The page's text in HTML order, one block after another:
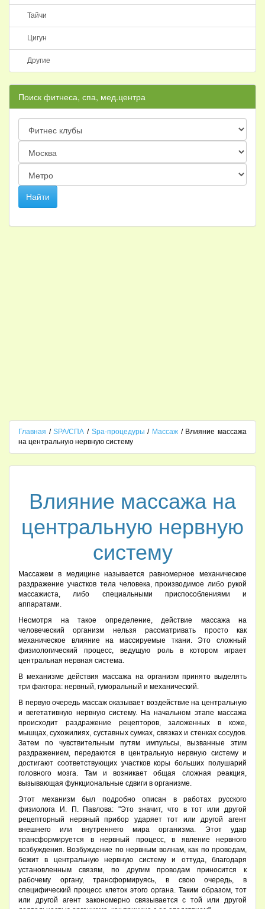
Тайчи
Цигун
Другие
Поиск фитнеса, спа, мед.центра
Главная /SPA/СПА / Spa-процедуры / Массаж / Влияние массажа
на центральную нервную систему
Влияние массажа на
центральную нервную
систему
Массажем в медицине называется равномерное механическое
раздражение участков тела человека, производимое либо рукой
массажиста, либо специальными приспособлениями и
аппаратами.
Несмотря на такое определение, действие массажа на
человеческий организм нельзя рассматривать просто как
механическое влияние на массируемые ткани. Это сложный
физиологический процесс, ведущую роль в котором играет
центральная нервная система.
В механизме действия массажа на организм принято выделять
три фактора: нервный, гуморальный и механический.
В первую очередь массаж оказывает воздействие на центральную
и вегетативную нервную систему. На начальном этапе массажа
происходит раздражение рецепторов, заложенных в коже,
мышцах, сухожилиях, суставных сумках, связках и стенках сосудов.
Затем по чувствительным путям импульсы, вызванные этим
раздражением, передаются в центральную нервную систему и
достигают соответствующих участков коры больших полушарий
головного мозга. Там и возникает общая сложная реакция,
вызывающая функциональные сдвиги в организме.
Этот механизм был подробно описан в работах русского
физиолога И. П. Павлова: "Это значит, что в тот или другой
рецепторный нервный прибор ударяет тот или другой агент
внешнего или внутреннего мира организма. Этот удар
трансформируется в нервный процесс, в явление нервного
возбуждения. Возбуждение по нервным волнам, как по проводам,
бежит в центральную нервную систему и оттуда, благодаря
установленным связям, по другим проводам приносится к
рабочему органу, трансформируясь, в свою очередь, в
специфический процесс клеток этого органа. Таким образом, тот
или другой агент закономерно связывается с той или другой